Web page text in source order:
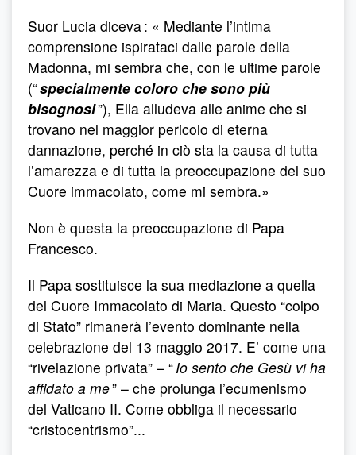
Suor Lucia diceva : « Mediante l’intima
comprensione ispirataci dalle parole della
Madonna, mi sembra che, con le ultime parole
(“specialmente coloro che sono più
bisognosi”), Ella alludeva alle anime che si
trovano nel maggior pericolo di eterna
dannazione, perché in ciò sta la causa di tutta
l’amarezza e di tutta la preoccupazione del suo
Cuore immacolato, come mi sembra.»
Non è questa la preoccupazione di Papa
Francesco.
Il Papa sostituisce la sua mediazione a quella
del Cuore Immacolato di Maria. Questo “colpo
di Stato” rimanerà l’evento dominante nella
celebrazione del 13 maggio 2017. E’ come una
“rivelazione privata” – “Io sento che Gesù vi ha
affidato a me” – che prolunga l’ecumenismo
del Vaticano II. Come obbliga il necessario
“cristocentrismo”...